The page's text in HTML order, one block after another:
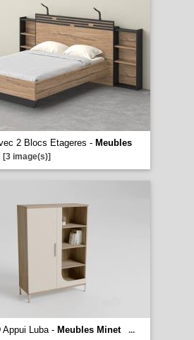
2 Blocs Etageres - Meubles
[3 image(s)]
Appui Luba - Meubles Minet
...